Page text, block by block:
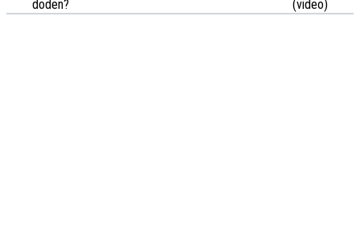
doden?
(video)